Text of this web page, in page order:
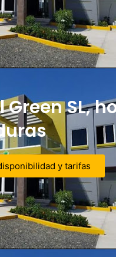
Green SL,
y tarifas